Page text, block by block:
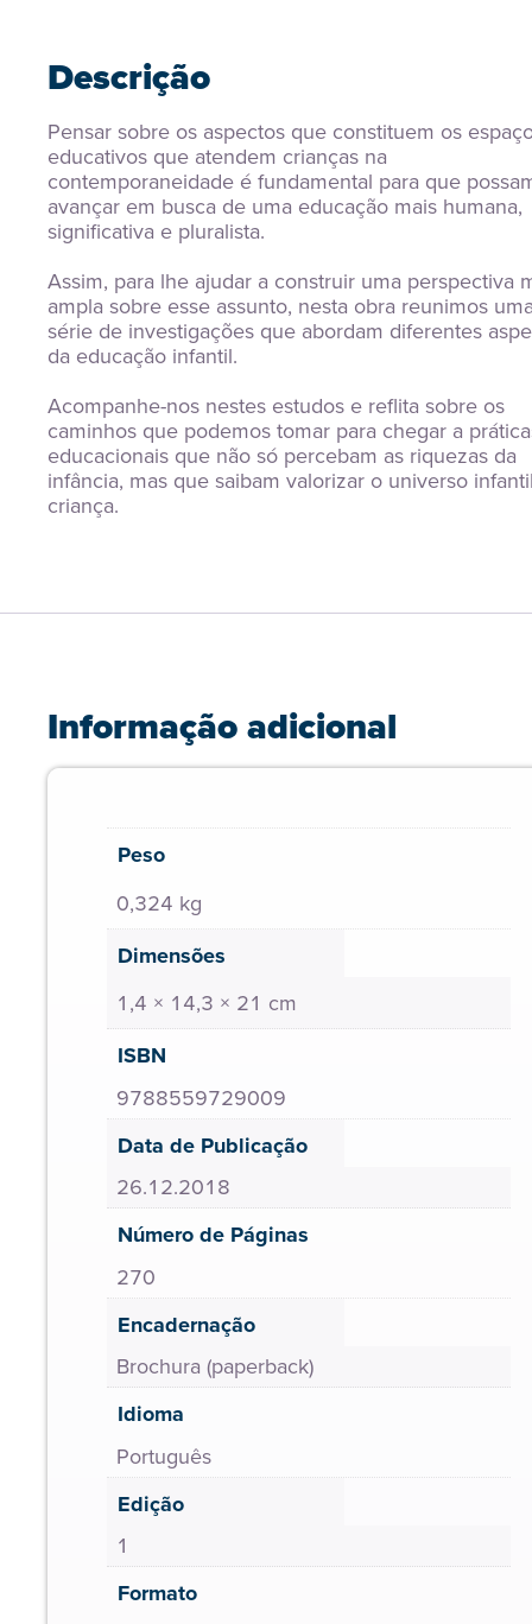
Descrição
Pensar sobre os aspectos que constituem os
educativos que atendem crianças na
contemporaneidade é fundamental para que
avançar em busca de uma educação mais humana,
significativa e pluralista.
Assim, para lhe ajudar a construir uma perspectiva
ampla sobre esse assunto, nesta obra reunimos
série de investigações que abordam diferentes
da educação infantil.
Acompanhe-nos nestes estudos e reflita sobre os
caminhos que podemos tomar para chegar a
educacionais que não só percebam as riquezas da
infância, mas que saibam valorizar o universo
criança.
Informação adicional
Peso
0,324 kg
Dimensões
1,4 × 14,3 × 21 cm
ISBN
9788559729009
Data de Publicação
26.12.2018
Número de Páginas
270
Encadernação
Brochura (paperback)
Idioma
Português
Edição
1
Formato